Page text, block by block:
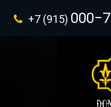
+7 (915)